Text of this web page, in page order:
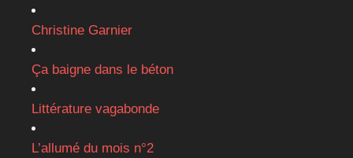
Christine Garnier
Ça baigne dans le béton
Littérature vagabonde
L’allumé du mois n°2